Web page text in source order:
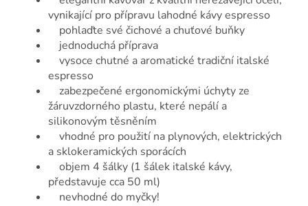
vynikající pro přípravu lahodné kávy espresso
pohlaďte své čichové a chuťové buňky
jednoduchá příprava
vysoce chutné a aromatické tradiční italské
espresso
zabezpečené ergonomickými úchyty ze
žáruvzdorného plastu, které nepálí a
silikonovým těsněním
vhodné pro použití na plynových, elektrických
a sklokeramických sporácích
objem 4 šálky (1 šálek italské kávy,
představuje cca 50 ml)
nevhodné do myčky!